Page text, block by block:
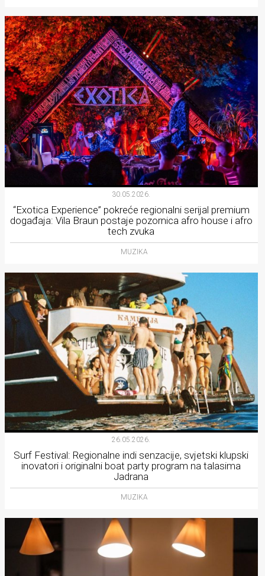
30.05.2026.
“Exotica Experience” pokreće regionalni serijal premium
događaja: Vila Braun postaje pozornica afro house i afro
tech zvuka
MUZIKA
26.05.2026.
Surf Festival: Regionalne indi senzacije, svjetski klupski
inovatori i originalni boat party program na talasima
Jadrana
MUZIKA